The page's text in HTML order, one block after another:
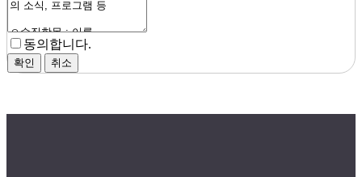
동의합니다.
확인 취소